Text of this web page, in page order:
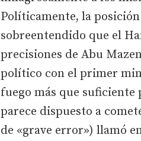
Políticamente, la
sobreentendido que el
precisiones de Abu
político con el primer
fuego más que
parece dispuesto a
de «grave error») llamó